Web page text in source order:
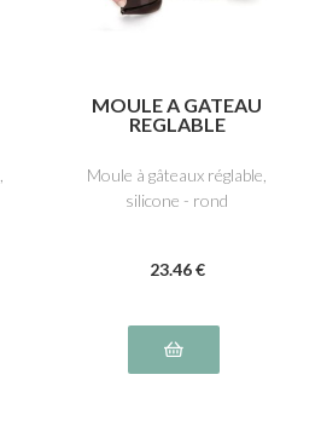
MOULE A GATEAU
REGLABLE
Moule à gâteaux réglable,
silicone - rond
23.46 €